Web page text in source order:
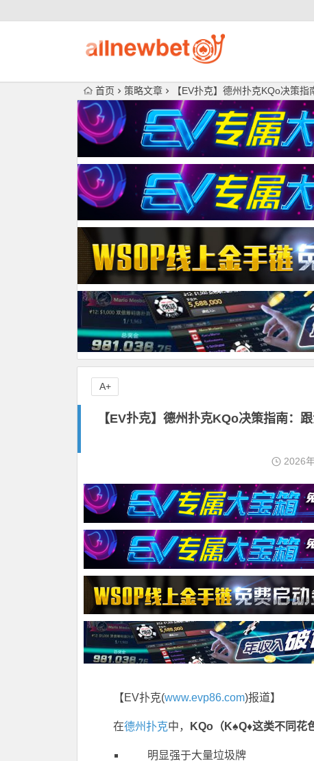
首页 策略文章 【EV扑克】德州扑克KQo决策
【EV扑克】德州扑克KQo决策指南：
2026
【EV扑克(www.evp86.com)报道】
在德州扑克中， KQo（K♠Q♦这类不同花
明显强于大量垃圾牌
A+